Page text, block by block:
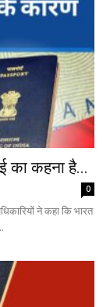
का कहना है...
0
ने कहा कि भारत